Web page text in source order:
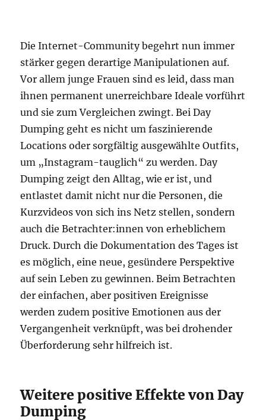
Die Internet-Community begehrt nun immer
stärker gegen derartige Manipulationen auf.
Vor allem junge Frauen sind es leid, dass man
ihnen permanent unerreichbare Ideale vorführt
und sie zum Vergleichen zwingt. Bei Day
Dumping geht es nicht um faszinierende
Locations oder sorgfältig ausgewählte Outfits,
um „Instagram-tauglich“ zu werden. Day
Dumping zeigt den Alltag, wie er ist, und
entlastet damit nicht nur die Personen, die
Kurzvideos von sich ins Netz stellen, sondern
auch die Betrachter:innen von erheblichem
Druck. Durch die Dokumentation des Tages ist
es möglich, eine neue, gesündere Perspektive
auf sein Leben zu gewinnen. Beim Betrachten
der einfachen, aber positiven Ereignisse
werden zudem positive Emotionen aus der
Vergangenheit verknüpft, was bei drohender
Überforderung sehr hilfreich ist.
Weitere positive Effekte von Day
Dumping